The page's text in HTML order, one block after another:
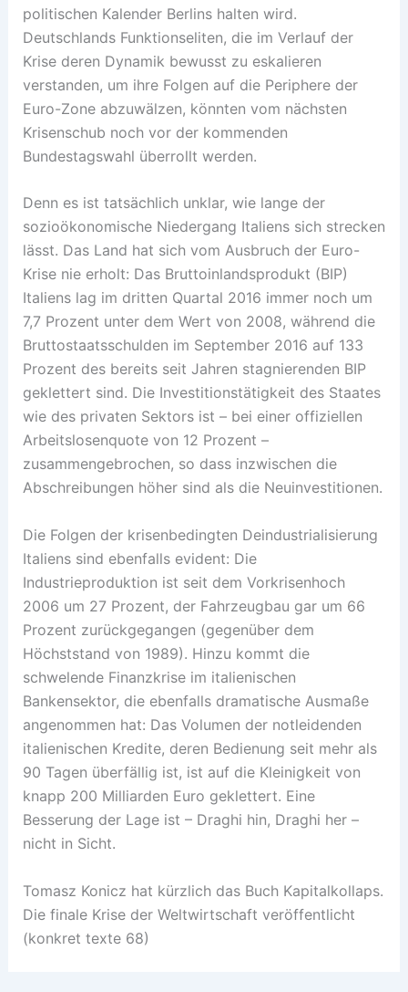
politischen Kalender Berlins halten wird.
Deutschlands Funktionseliten, die im Verlauf der
Krise deren Dynamik bewusst zu eskalieren
verstanden, um ihre Folgen auf die Periphere der
Euro-Zone abzuwälzen, könnten vom nächsten
Krisenschub noch vor der kommenden
Bundestagswahl überrollt werden.
Denn es ist tatsächlich unklar, wie lange der
sozioökonomische Niedergang Italiens sich strecken
lässt. Das Land hat sich vom Ausbruch der Euro-
Krise nie erholt: Das Bruttoinlandsprodukt (BIP)
Italiens lag im dritten Quartal 2016 immer noch um
7,7 Prozent unter dem Wert von 2008, während die
Bruttostaatsschulden im September 2016 auf 133
Prozent des bereits seit Jahren stagnierenden BIP
geklettert sind. Die Investitionstätigkeit des Staates
wie des privaten Sektors ist – bei einer offiziellen
Arbeitslosenquote von 12 Prozent –
zusammengebrochen, so dass inzwischen die
Abschreibungen höher sind als die Neuinvestitionen.
Die Folgen der krisenbedingten Deindustrialisierung
Italiens sind ebenfalls evident: Die
Industrieproduktion ist seit dem Vorkrisenhoch
2006 um 27 Prozent, der Fahrzeugbau gar um 66
Prozent zurückgegangen (gegenüber dem
Höchststand von 1989). Hinzu kommt die
schwelende Finanzkrise im italienischen
Bankensektor, die ebenfalls dramatische Ausmaße
angenommen hat: Das Volumen der notleidenden
italienischen Kredite, deren Bedienung seit mehr als
90 Tagen überfällig ist, ist auf die Kleinigkeit von
knapp 200 Milliarden Euro geklettert. Eine
Besserung der Lage ist – Draghi hin, Draghi her –
nicht in Sicht.
Tomasz Konicz hat kürzlich das Buch Kapitalkollaps.
Die finale Krise der Weltwirtschaft veröffentlicht
(konkret texte 68)